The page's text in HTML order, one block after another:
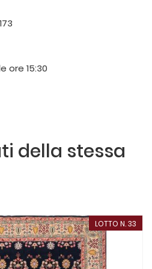
ore 15:30
della stessa
LOTTO N. 33